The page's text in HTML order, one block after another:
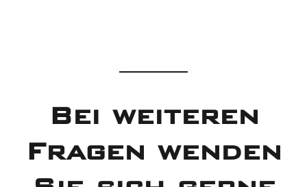
Bei weiteren
Fragen wenden